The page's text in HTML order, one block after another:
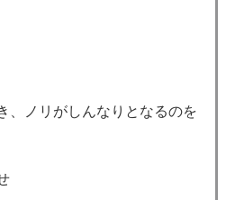
、ノリがしんなりとなるのを